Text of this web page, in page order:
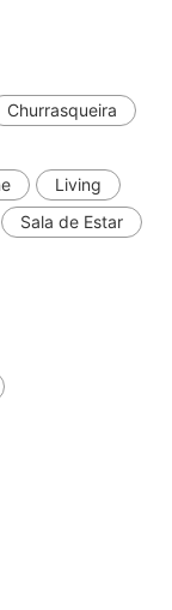
Churrasqueira
Living
Sala de Estar